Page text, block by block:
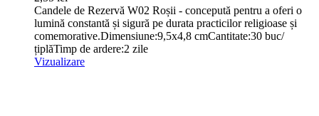
Candele de Rezervă W02 Roșii - concepută pentru a oferi o
lumină constantă și sigură pe durata practicilor religioase și
comemorative.Dimensiune:9,5x4,8 cmCantitate:30 buc/
țiplăTimp de ardere:2 zile
Vizualizare